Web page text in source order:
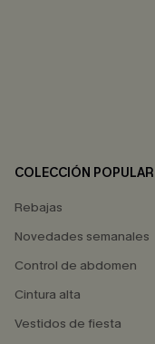
COLECCIÓN POPULAR
Rebajas
Novedades semanales
Control de abdomen
Cintura alta
Vestidos de fiesta